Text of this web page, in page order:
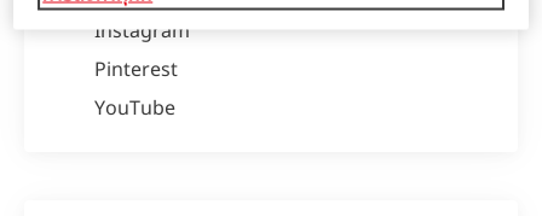
Instagram
Pinterest
YouTube